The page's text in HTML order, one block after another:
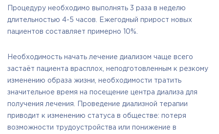
Процедуру необходимо выполнять 3 раза в неделю
длительностью 4-5 часов. Ежегодный прирост новых
пациентов составляет примерно 10%.
Необходимость начать лечение диализом чаще всего
застаёт пациента врасплох, неподготовленным к резкому
изменению образа жизни, необходимости тратить
значительное время на посещение центра диализа для
получения лечения. Проведение диализной терапии
приводит к изменению статуса в обществе: потеря
возможности трудоустройства или понижение в